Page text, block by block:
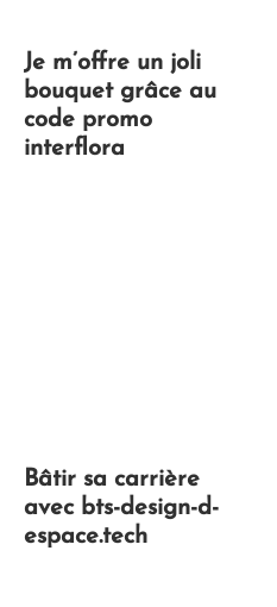
Je m’offre un joli
bouquet grâce au
code promo
interflora
Bâtir sa carrière
avec bts-design-d-
espace.tech